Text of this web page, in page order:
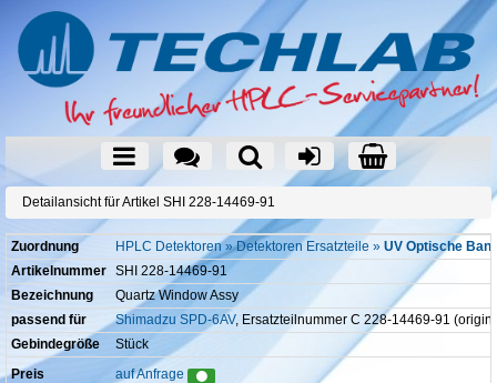
Detailansicht für Artikel SHI 228-14469-91
Zuordnung HPLC Detektoren » Detektoren Ersatzteile » UV Optische
Artikelnummer
SHI 228-14469-91
Bezeichnung
Quartz Window Assy
passend für
Shimadzu SPD-6AV, Ersatzteilnummer C 228-14469-91
Gebindegröße
Stück
Preis auf Anfrage